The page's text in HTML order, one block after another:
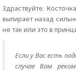
Здраствуйте.
выпирает назад
не так или это в
Если у Вас есть
случае Вам